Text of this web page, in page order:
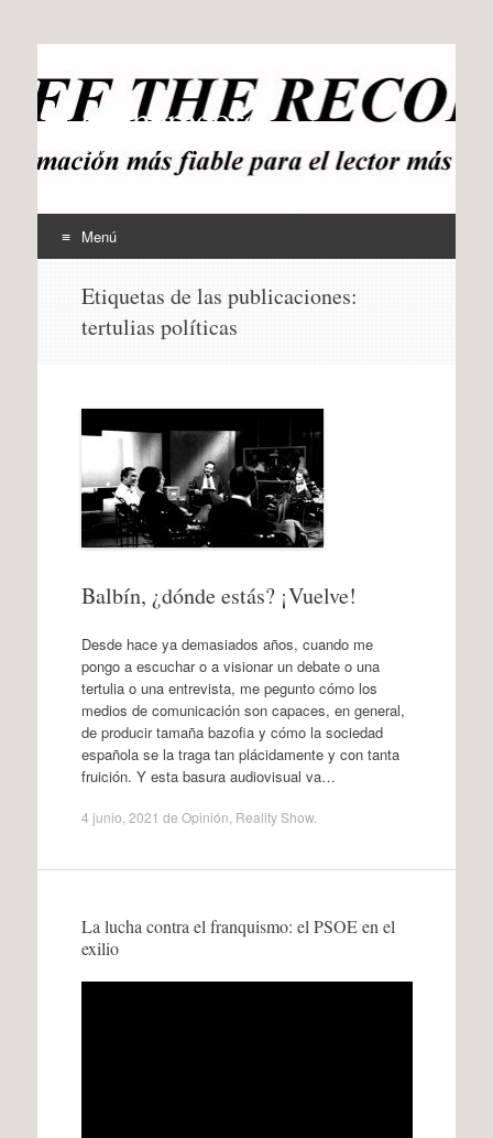
offtherecord
OTR
Menú
contenido
Etiquetas de las publicaciones:
tertulias políticas
Balbín, ¿dónde estás? ¡Vuelve!
Desde hace ya demasiados años, cuando me
pongo a escuchar o a visionar un debate o una
tertulia o una entrevista, me pegunto cómo los
medios de comunicación son capaces, en general,
de producir tamaña bazofia y cómo la sociedad
española se la traga tan plácidamente y con tanta
fruición. Y esta basura audiovisual va…
4 junio, 2021 de Opinión Reality Show.
La lucha contra el franquismo: el PSOE en el
exilio